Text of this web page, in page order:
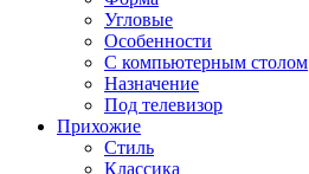
Угловые
Особенности
С компьютерным столом
Назначение
Под телевизор
Прихожие
Стиль
Классика